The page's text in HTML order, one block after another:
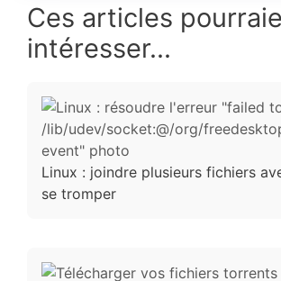
Ces articles
intéresser...
Linux : joindre plusieurs fichiers
se tromper